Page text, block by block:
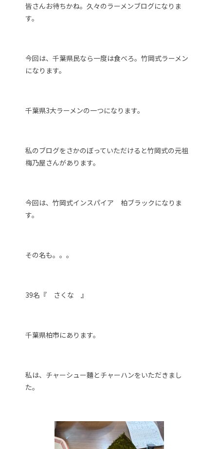
皆さんお待ちかね。久々のラーメンブログになりま
す。
今回は、千葉県民なら一度は食べろ。竹岡式ラーメン
になります。
千葉県3大ラーメンの一つになります。
私のブログをさかのぼっていただけると竹岡式の元祖
梅乃屋さんがあります。
今回は、竹岡式インスパイア 柏ブラックになりま
す。
その名も。。。
39名『 さくな 』
千葉県柏市にあります。
私は、チャーシュー麵とチャーハンをいただきまし
た。